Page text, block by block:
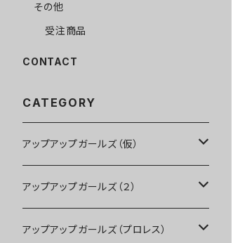
その他
受注商品
CONTACT
CATEGORY
アップアップガールズ（仮）
CD・DVD・Blu-ray
Tシャツ
アップアップガールズ（２）
Blu-ray
アップアップガールズ（プロレス）